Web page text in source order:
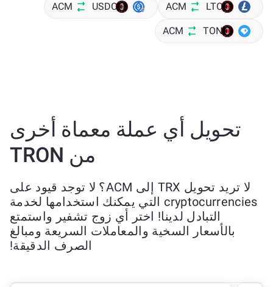
LTC
ACM
USDC
ACM
TON
ACM
تحويل أي عملة معماة أخرى
من TRON
لا تريد تحويل TRX إلى ACM؟ لا توجد قيود على
cryptocurrencies التي يمكنك استخدامها لخدمة
التبادل لدينا! اختر أي زوج تشفير واستمتع
بالأسعار السخية والمعاملات السريعة ومبالغ
الصرف الدقيقة!